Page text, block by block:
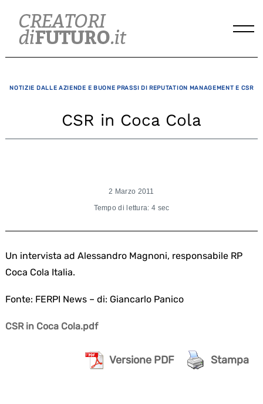
content
NOTIZIE DALLE AZIENDE E BUONE PRASSI DI REPUTATION MANAGEMENT E CSR
CSR in Coca Cola
2 Marzo 2011
Tempo di lettura: 4 sec
Un intervista ad Alessandro Magnoni, responsabile RP
Coca Cola Italia.
Fonte: FERPI News – di: Giancarlo Panico
CSR in Coca Cola.pdf
Versione PDF Stampa